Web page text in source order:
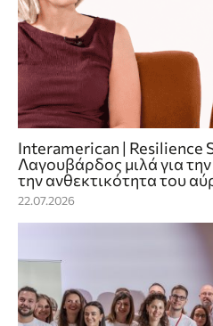
Interamerican | Resilience
Λαγουβάρδος μιλά για την
την ανθεκτικότητα του
22.07.2026